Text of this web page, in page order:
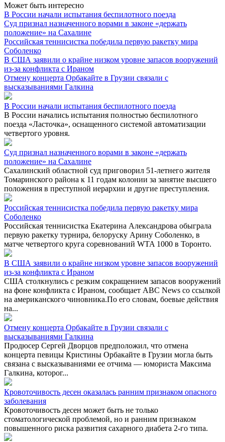
Может быть интересно
В России начали испытания беспилотного поезда
Суд признал назначенного ворами в законе «держать
положение» на Сахалине
Российская теннисистка победила первую ракетку мира
Соболенко
В США заявили о крайне низком уровне запасов вооружений
из-за конфликта с Ираном
Отмену концерта Орбакайте в Грузии связали с
высказываниями Галкина
В России начали испытания беспилотного поезда
В России начались испытания полностью беспилотного
поезда «Ласточка», оснащенного системой автоматизации
четвертого уровня.
Суд признал назначенного ворами в законе «держать
положение» на Сахалине
Сахалинский областной суд приговорил 51-летнего жителя
Томаринского района к 11 годам колонии за занятие высшего
положения в преступной иерархии и другие преступления.
Российская теннисистка победила первую ракетку мира
Соболенко
Российская теннисистка Екатерина Александрова обыграла
первую ракетку турнира, белоруску Арину Соболенко, в
матче четвертого круга соревнований WTA 1000 в Торонто.
В США заявили о крайне низком уровне запасов вооружений
из-за конфликта с Ираном
США столкнулись с резким сокращением запасов вооружений
на фоне конфликта с Ираном, сообщает ABC News со ссылкой
на американского чиновника.По его словам, боевые действия
на...
Отмену концерта Орбакайте в Грузии связали с
высказываниями Галкина
Продюсер Сергей Дворцов предположил, что отмена
концерта певицы Кристины Орбакайте в Грузии могла быть
связана с высказываниями ее отчима — юмориста Максима
Галкина, которог...
Кровоточивость десен оказалась ранним признаком опасного
заболевания
Кровоточивость десен может быть не только
стоматологической проблемой, но и ранним признаком
повышенного риска развития сахарного диабета 2-го типа.